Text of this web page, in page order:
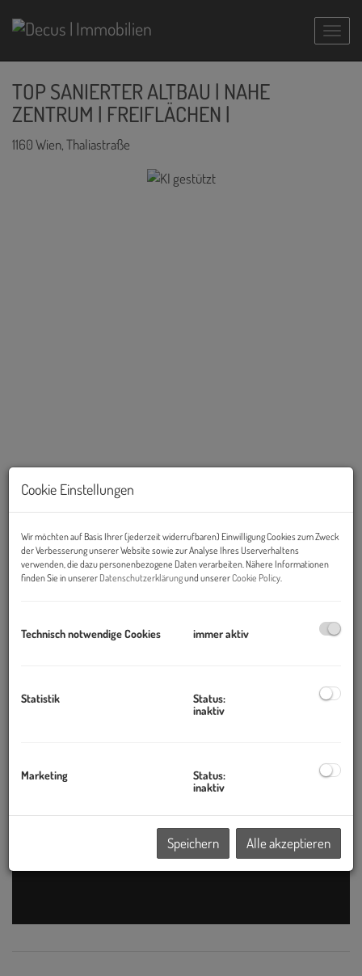
TOP SANIERTER ALTBAU | NAHE
ZENTRUM | FREIFLÄCHEN |
1160 Wien, Thaliastraße
KI gestützt
Links
Cookie Einstellungen
Wir möchten auf Basis Ihrer (jederzeit widerrufbaren) Einwilligung Cookies zum Zweck
der Verbesserung unserer Website sowie zur Analyse Ihres Userverhaltens
verwenden, die dazu personenbezogene Daten verarbeiten. Nähere Informationen
finden Sie in unserer Datenschutzerklärungund unsererCookie Policy.
Technisch notwendige Cookies immer aktiv
Statistik
Status:
inaktiv
Marketing
Status:
inaktiv
Speichern Alle akzeptieren